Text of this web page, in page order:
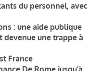
du personnel, avec
: une aide publique
une trappe à
France
De Rome jusqu’à